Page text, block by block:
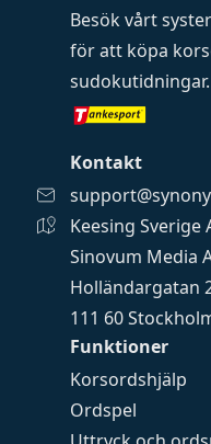
Funktioner
Korsordshjälp
Ordspel
Besök vårt
för att köpa
sudokutidningar.
Kontakt
Keesing Sverige
Sinovum Media
Holländargatan
111 60